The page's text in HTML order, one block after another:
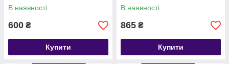
В наявності
600 ₴
Купити
В наявності
865 ₴
Купити